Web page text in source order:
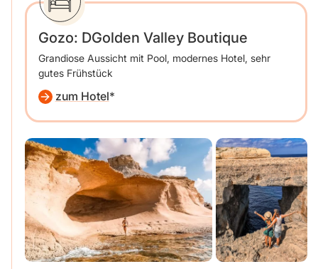
Gozo: DGolden Valley Boutique
Grandiose Aussicht mit Pool, modernes Hotel, sehr
gutes Frühstück
zum Hotel